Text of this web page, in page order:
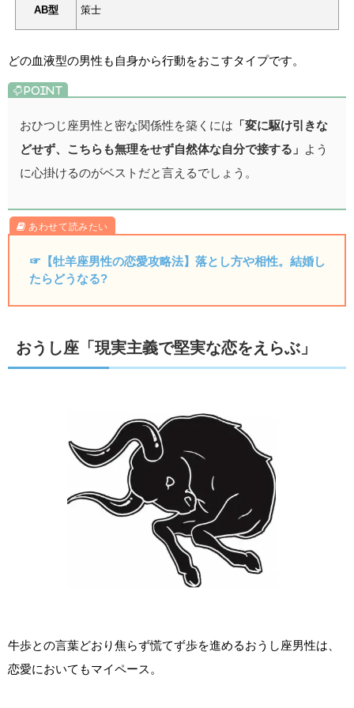
AB型 策士
どの血液型の男性も自身から行動をおこすタイプです。
おひつじ座男性と密な関係性を築くには 「変に駆け引きな
どせず、こちらも無理をせず自然体な自分で接する」 よう
に心掛けるのがベストだと言えるでしょう。
☞【牡羊座男性の恋愛攻略法】落とし方や相性。結婚し
たらどうなる?
おうし座「現実主義で堅実な恋をえらぶ」
牛歩との言葉どおり焦らず慌てず歩を進めるおうし座男性は、
恋愛においてもマイペース。